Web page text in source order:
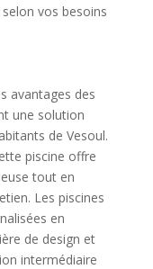
vos besoins
avantages des
une solution
de Vesoul.
piscine offre
tout en
Les piscines
en
de design et
intermédiaire